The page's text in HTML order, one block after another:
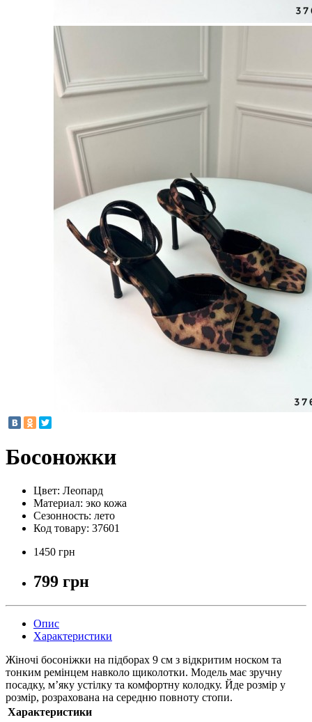
Босоножки
Цвет: Леопард
Материал: эко кожа
Сезонность: лето
Код товару: 37601
1450 грн
799 грн
Опис
Характеристики
Жіночі босоніжки на підборах 9 см з відкритим носком та
тонким ремінцем навколо щиколотки. Модель має зручну
посадку, м’яку устілку та комфортну колодку. Йде розмір у
розмір, розрахована на середню повноту стопи.
Характеристики